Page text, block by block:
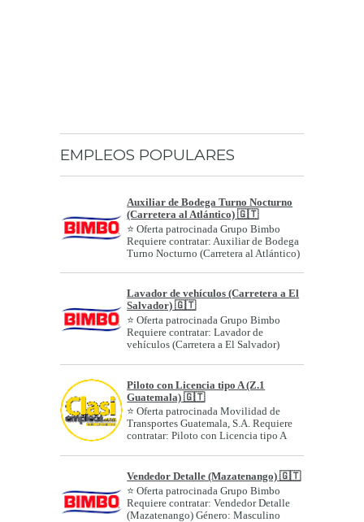
EMPLEOS POPULARES
Auxiliar de Bodega Turno Nocturno
(Carretera al Atlántico) 🇬🇹
⭐ Oferta patrocinada Grupo Bimbo
Requiere contratar: Auxiliar de Bodega
Turno Nocturno (Carretera al Atlántico)
Lavador de vehículos (Carretera a El
Salvador) 🇬🇹
⭐ Oferta patrocinada Grupo Bimbo
Requiere contratar: Lavador de
vehículos (Carretera a El Salvador)
Piloto con Licencia tipo A (Z.1
Guatemala) 🇬🇹
⭐ Oferta patrocinada Movilidad de
Transportes Guatemala, S.A. Requiere
contratar: Piloto con Licencia tipo A
Vendedor Detalle (Mazatenango) 🇬🇹
⭐ Oferta patrocinada Grupo Bimbo
Requiere contratar: Vendedor Detalle
(Mazatenango) Género: Masculino